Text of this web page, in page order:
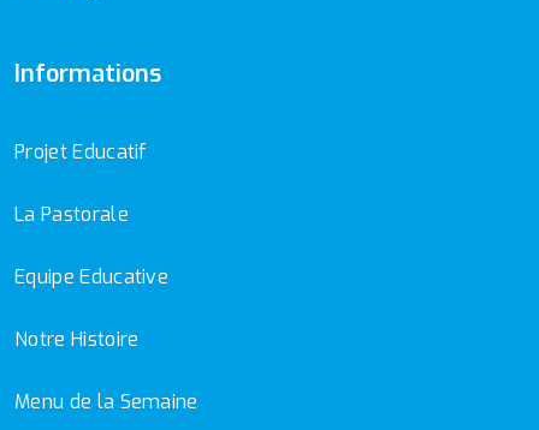
Informations
Projet Educatif
La Pastorale
Equipe Educative
Notre Histoire
Menu de la Semaine